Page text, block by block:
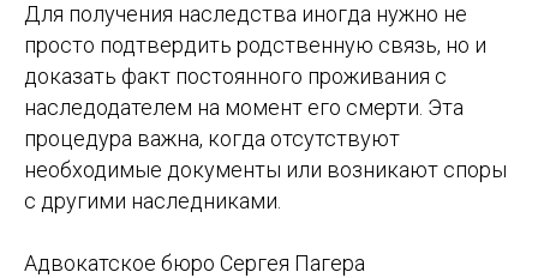
Для получения наследства иногда нужно не
просто подтвердить родственную связь, но и
доказать факт постоянного проживания с
наследодателем на момент его смерти. Эта
процедура важна, когда отсутствуют
необходимые документы или возникают споры
с другими наследниками.
Адвокатское бюро Сергея Пагера